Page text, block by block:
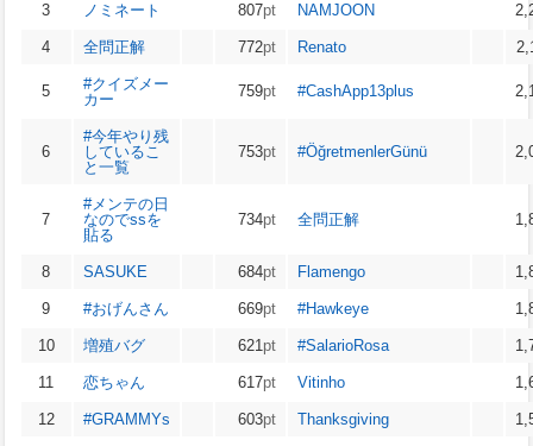
3 ノミネート 807pt NAMJOON
4 全問正解 772pt Renato
5
#クイズメー
カー
759pt #CashApp13plus
6
#今年やり残
しているこ
と一覧
753pt #ÖğretmenlerGünü
7
#メンテの日
なのでssを
貼る
734pt 全問正解
8 SASUKE 684pt Flamengo
9 #おげんさん 669pt #Hawkeye
10 増殖バグ 621pt #SalarioRosa
11 恋ちゃん 617pt Vitinho
12 #GRAMMYs 603pt Thanksgiving